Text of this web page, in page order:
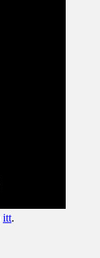
itt.